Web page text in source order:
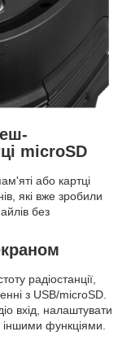
microSD
або картці
які вже зробили
без
радіостанції,
з USB/microSD.
вхід, налаштувати
іншими функціями.